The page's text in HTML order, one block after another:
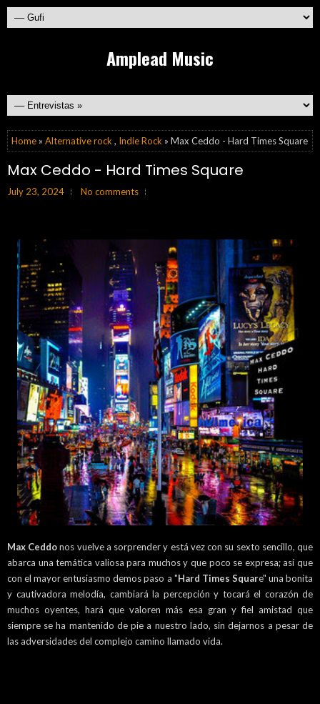
Amplead Music
Home » Alternative rock , Indie Rock » Max Ceddo - Hard Times Square
Max Ceddo - Hard Times Square
July 23, 2024 No comments
Max Ceddonos vuelve a sorprender y está vez con su sexto sencillo, que
abarca una temática valiosa para muchos y que poco se expresa; así que
con el mayor entusiasmo demos paso a "Hard Times Square" una bonita
y cautivadora melodía, cambiará la percepción y tocará el corazón de
muchos oyentes, hará que valoren más esa gran y fiel amistad que
siempre se ha mantenido de pie a nuestro lado, sin dejarnos a pesar de
las adversidades del complejo camino llamado vida.